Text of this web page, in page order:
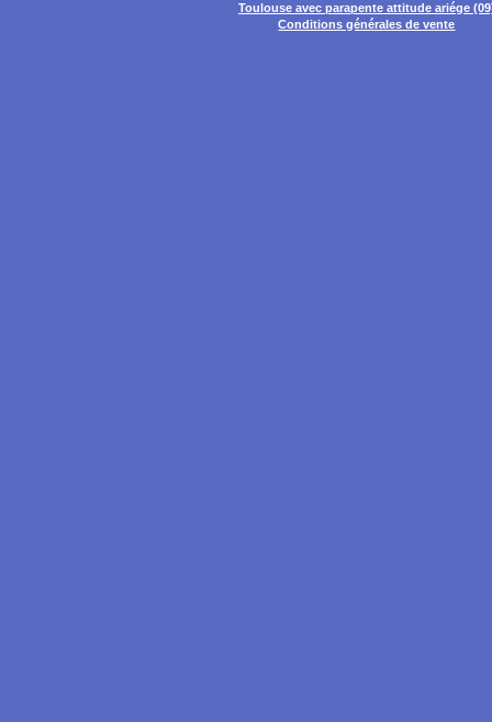
Toulouse avec parapente attitude ariége
Conditions générales de vente